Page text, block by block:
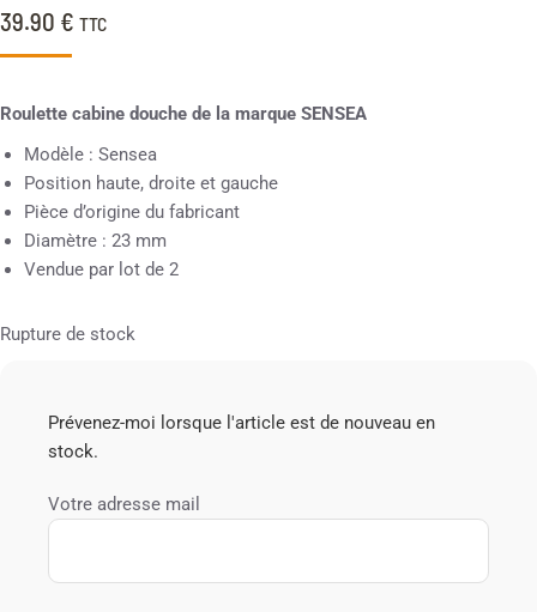
39.90 € TTC
Roulette cabine douche de la marque SENSEA
Modèle : Sensea
Position haute, droite et gauche
Pièce d’origine du fabricant
Diamètre : 23 mm
Vendue par lot de 2
Rupture de stock
Prévenez-moi lorsque l'article est de nouveau en
stock.
Votre adresse mail